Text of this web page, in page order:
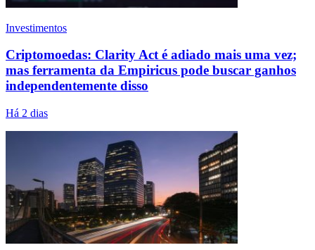
Investimentos
Criptomoedas: Clarity Act é adiado mais uma vez;
mas ferramenta da Empiricus pode buscar ganhos
independentemente disso
Há 2 dias